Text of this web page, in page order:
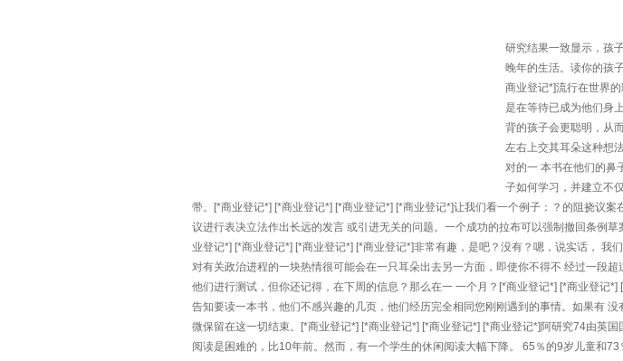
研究结果一致显示，孩
晚年的生活。读你的孩
商业登记*]流行在世界
是在等待已成为他们身
背的孩子会更聪明，从
左右上交其耳朵这种想
对的一 本书在他们的鼻
子如何学习，并建立不
带。[*商业登记*] [*商业登记*] [*商业登记*] [*商业登记*]让我们看一个例子：？的阻挠议
议进行表决立法作出长远的发言 或引进无关的问题。一个成功的拉布可以强制撤回条例
业登记*] [*商业登记*] [*商业登记*] [*商业登记*]非常有趣，是吧？没有？嗯，说实话， 我
对有关政治进程的一块热情很可能会在一只耳朵出去另一方面，即使你不得不 经过一段
他们进行测试，但你还记得，在下周的信息？那么在一 一个月？[*商业登记*] [*商业登记
告知要读一本书，他们不感兴趣的几页，他们经历完全相同您刚刚遇到的事情。如果有
微保留在这一切结束。[*商业登记*] [*商业登记*] [*商业登记*] [*商业登记*]阿研究74由英
阅读是困难的，比10年前。然而，有一个学生的休闲阅读大幅下降。 65％的9岁儿童和